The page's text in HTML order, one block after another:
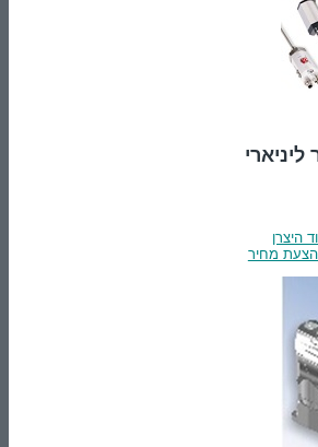
ליניארי
היצרן
מחיר